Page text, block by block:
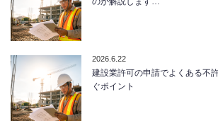
2026.6.22
建設業許可の申請でよくある不
ぐポイント